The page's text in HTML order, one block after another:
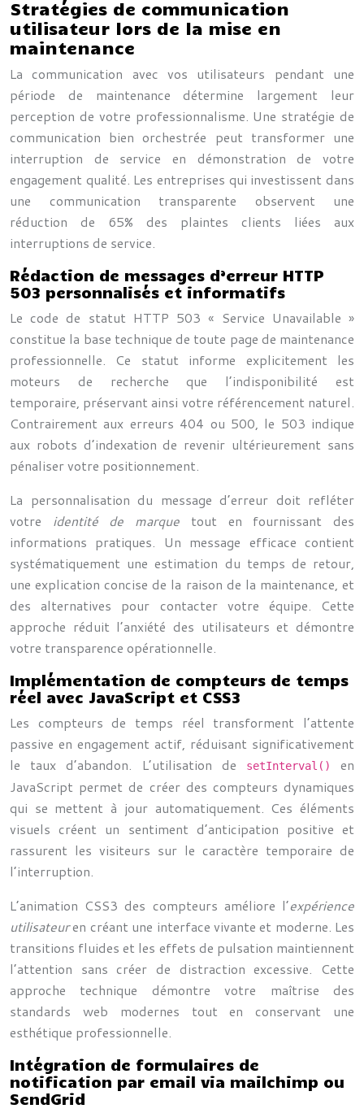
Stratégies de communication
utilisateur lors de la mise en
maintenance
La communication avec vos utilisateurs pendant une
période de maintenance détermine largement leur
perception de votre professionnalisme. Une stratégie de
communication bien orchestrée peut transformer une
interruption de service en démonstration de votre
engagement qualité. Les entreprises qui investissent dans
une communication transparente observent une
réduction de 65% des plaintes clients liées aux
interruptions de service.
Rédaction de messages d’erreur HTTP
503 personnalisés et informatifs
Le code de statut HTTP 503 « Service Unavailable »
constitue la base technique de toute page de maintenance
professionnelle. Ce statut informe explicitement les
moteurs de recherche que l’indisponibilité est
temporaire, préservant ainsi votre référencement naturel.
Contrairement aux erreurs 404 ou 500, le 503 indique
aux robots d’indexation de revenir ultérieurement sans
pénaliser votre positionnement.
La personnalisation du message d’erreur doit refléter
votre identité de marque tout en fournissant des
informations pratiques. Un message efficace contient
systématiquement une estimation du temps de retour,
une explication concise de la raison de la maintenance, et
des alternatives pour contacter votre équipe. Cette
approche réduit l’anxiété des utilisateurs et démontre
votre transparence opérationnelle.
Implémentation de compteurs de temps
réel avec JavaScript et CSS3
Les compteurs de temps réel transforment l’attente
passive en engagement actif, réduisant significativement
le taux d’abandon. L’utilisation de
setInterval()
en
JavaScript permet de créer des compteurs dynamiques
qui se mettent à jour automatiquement. Ces éléments
visuels créent un sentiment d’anticipation positive et
rassurent les visiteurs sur le caractère temporaire de
l’interruption.
L’animation CSS3 des compteurs améliore l’expérience
utilisateuren créant une interface vivante et moderne. Les
transitions fluides et les effets de pulsation maintiennent
l’attention sans créer de distraction excessive. Cette
approche technique démontre votre maîtrise des
standards web modernes tout en conservant une
esthétique professionnelle.
Intégration de formulaires de
notification par email via mailchimp ou
SendGrid